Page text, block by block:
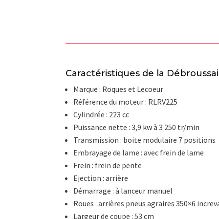
Caractéristiques de la
Marque : Roques et Lecoeur
Référence du moteur : RLRV225
Cylindrée : 223 cc
Puissance nette : 3,9 kw à 3 250 tr/min
Transmission : boite modulaire 7 positions
Embrayage de lame : avec frein de lame
Frein : frein de pente
Ejection : arrière
Démarrage : à lanceur manuel
Roues : arrières pneus agraires 350×6
Largeur de coupe : 53 cm